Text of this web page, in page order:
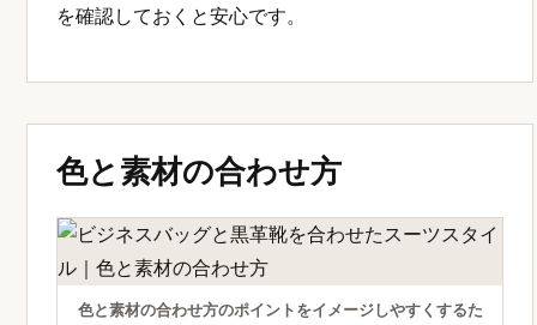
を確認しておくと安心です。
色と素材の合わせ方
色と素材の合わせ方のポイントをイメージしやすくするた